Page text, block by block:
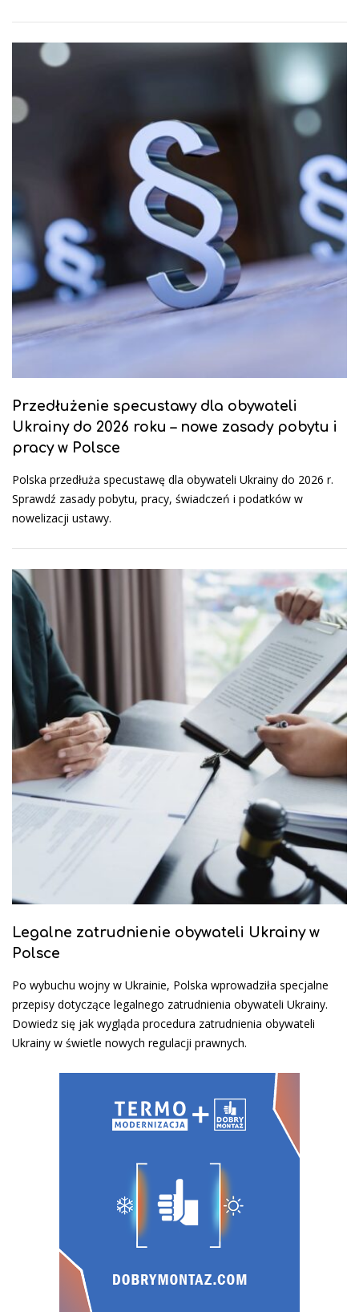
Przedłużenie specustawy dla obywateli
Ukrainy do 2026 roku – nowe zasady pobytu i
pracy w Polsce
Polska przedłuża specustawę dla obywateli Ukrainy do 2026 r.
Sprawdź zasady pobytu, pracy, świadczeń i podatków w
nowelizacji ustawy.
Legalne zatrudnienie obywateli Ukrainy w
Polsce
Po wybuchu wojny w Ukrainie, Polska wprowadziła specjalne
przepisy dotyczące legalnego zatrudnienia obywateli Ukrainy.
Dowiedz się jak wygląda procedura zatrudnienia obywateli
Ukrainy w świetle nowych regulacji prawnych.